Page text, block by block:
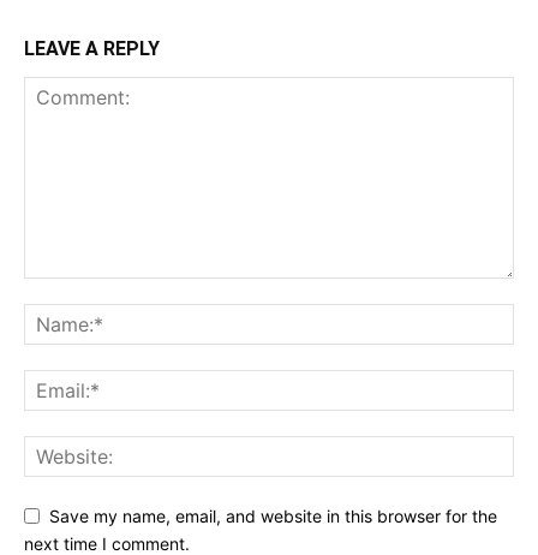
LEAVE A REPLY
Save my name, email, and website in this browser for the
next time I comment.